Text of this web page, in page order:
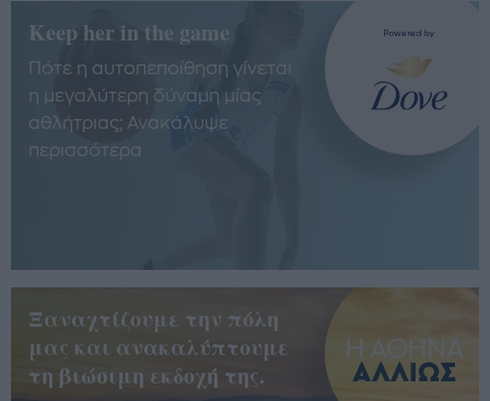
Keep her in the game
Πότε η αυτοπεποίθηση γίνεται
η μεγαλύτερη δύναμη μίας
αθλήτριας; Ανακάλυψε
περισσότερα
Ξαναχτίζουμε την πόλη
μας και ανακαλύπτουμε
τη βιώσιμη εκδοχή της.